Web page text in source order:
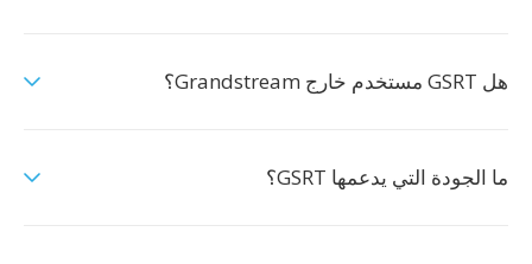
هل GSRT مستخدم خارج Grandstream؟
ما الجودة التي يدعمها GSRT؟